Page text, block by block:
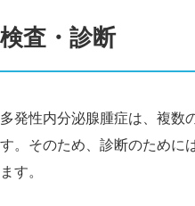
検査・診断
多発性内分泌腺腫症は、複数
す。そのため、診断のために
ます。